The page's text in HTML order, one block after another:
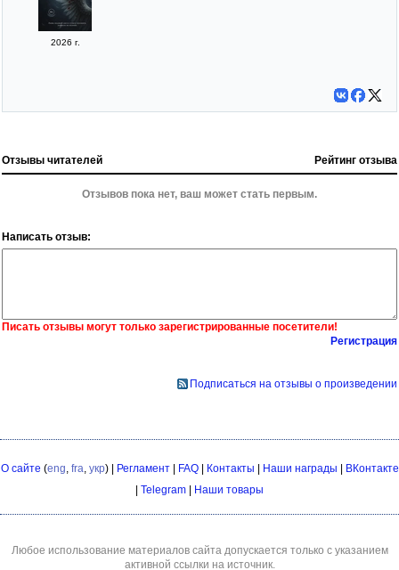
2026 г.
Отзывы читателей Рейтинг отзыва
Отзывов пока нет, ваш может стать первым.
Написать отзыв:
Писать отзывы могут только зарегистрированные посетители!
Регистрация
Подписаться на отзывы о произведении
О сайте (eng fra укр) | Регламент| FAQ| Контакты | Наши награды | ВКонтакте
| Telegram | Наши товары
Любое использование материалов сайта допускается только с указанием
активной ссылки на источник.